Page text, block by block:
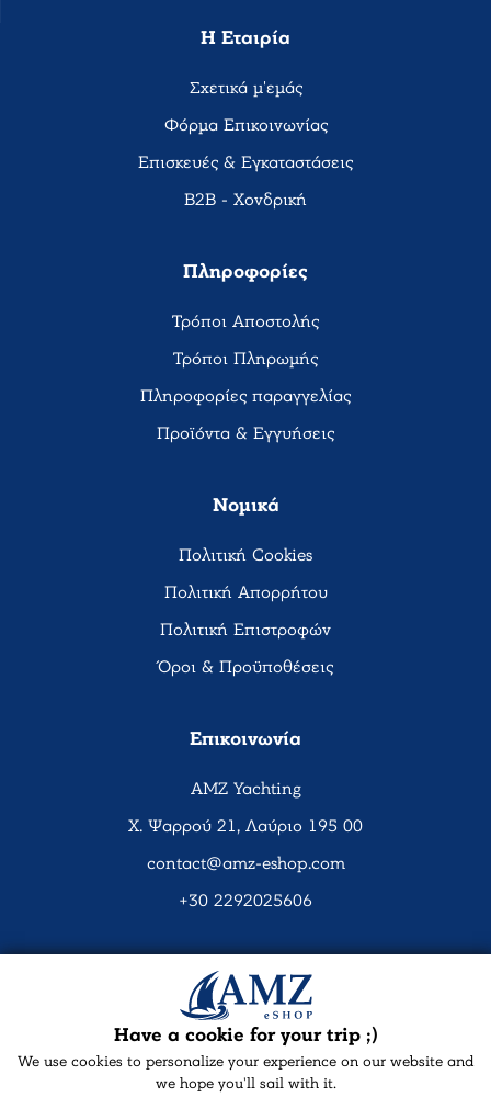
Η Εταιρία
Σχετικά μ'εμάς
Φόρμα Επικοινωνίας
Επισκευές & Εγκαταστάσεις
B2B - Χονδρική
Πληροφορίες
Τρόποι Αποστολής
Τρόποι Πληρωμής
Πληροφορίες παραγγελίας
Προϊόντα & Εγγυήσεις
Νομικά
Πολιτική Cookies
Πολιτική Απορρήτου
Πολιτική Επιστροφών
Όροι & Προϋποθέσεις
Επικοινωνία
AMZ Yachting
Χ. Ψαρρού 21, Λαύριο 195 00
contact@amz-eshop.com
+30 2292025606
Social Media
Have a cookie for your trip ;)
We use cookies to personalize your experience on our website and
we hope you'll sail with it.